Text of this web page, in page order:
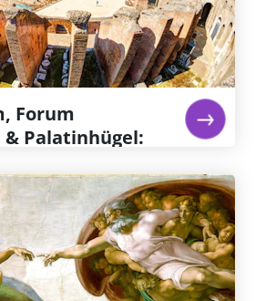
Forum
& Palatinhügel:
das Kolosseum und erhalten Sie
dem normalerweise gesperrten
auf dem die Gladiatoren um
Erkunden Sie das Forum
Romanum und den Palatinhügel.
Weiterlesen...
Museen &
Sixtinische Kapell
Fresken in der Sixtinischen
gemeinhin als das großartigste
Kunstwerk – sie allein sind